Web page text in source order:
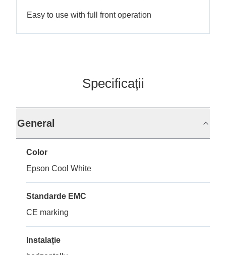
Easy to use with full front operation
Specificații
General
Color
Epson Cool White
Standarde EMC
CE marking
Instalație